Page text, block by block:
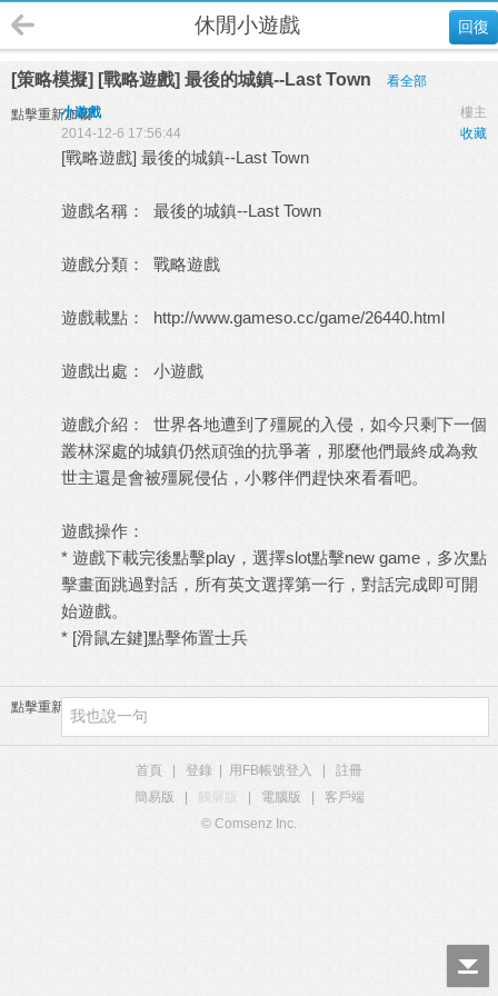
回復
休閒小遊戲
[策略模擬] [戰略遊戲] 最後的城鎮--Last Town 看全部
點擊重新加載 樓主
小遊戲
收藏
2014-12-6 17:56:44
[戰略遊戲] 最後的城鎮--Last Town
遊戲名稱： 最後的城鎮--Last Town
遊戲分類： 戰略遊戲
遊戲載點： http://www.gameso.cc/game/26440.html
遊戲出處： 小遊戲
遊戲介紹： 世界各地遭到了殭屍的入侵，如今只剩下一個
叢林深處的城鎮仍然頑強的抗爭著，那麼他們最終成為救
世主還是會被殭屍侵佔，小夥伴們趕快來看看吧。
遊戲操作：
* 遊戲下載完後點擊play，選擇slot點擊new game，多次點
擊畫面跳過對話，所有英文選擇第一行，對話完成即可開
始遊戲。
* [滑鼠左鍵]點擊佈置士兵
點擊重新加載
首頁 登錄 用FB帳號登入
註冊
簡易版
觸屏版 電腦版
客戶端
© Comsenz Inc.